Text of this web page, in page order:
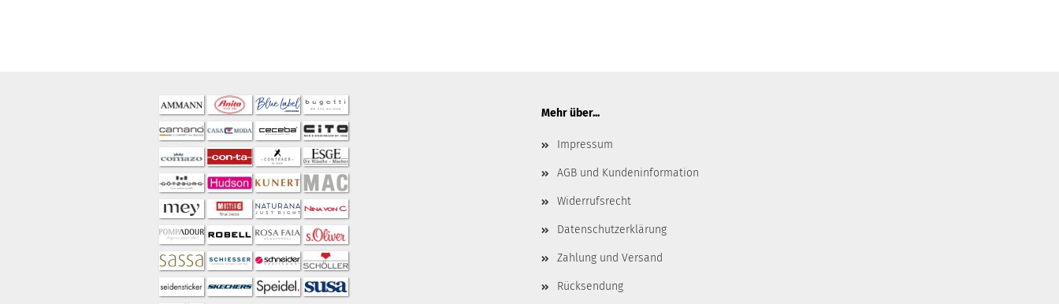
Mehr über...
Impressum
AGB und Kundeninformation
Widerrufsrecht
Datenschutzerklärung
Zahlung und Versand
Rücksendung